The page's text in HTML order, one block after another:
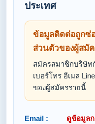
ประเทศ
ข้อมูลติดต่อถูกซ่
ส่วนตัวของผู้สมั
สมัครสมาชิกบริษัท
เบอร์โทร อีเมล
ของผู้สมัครรายนี้
Email :
ดูข้อมูล